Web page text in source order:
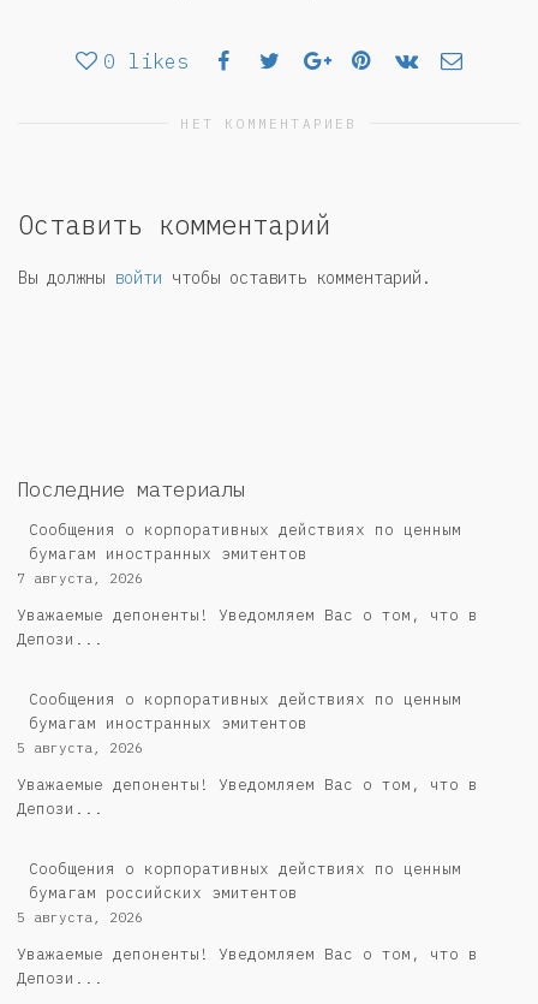
0 likes
НЕТ КОММЕНТАРИЕВ
Оставить комментарий
Вы должны войти чтобы оставить комментарий.
Последние материалы
Сообщения о корпоративных действиях по ценным
бумагам иностранных эмитентов
7 августа, 2026
Уважаемые депоненты! Уведомляем Вас о том, что в
Депози...
Сообщения о корпоративных действиях по ценным
бумагам иностранных эмитентов
5 августа, 2026
Уважаемые депоненты! Уведомляем Вас о том, что в
Депози...
Cообщения о корпоративных действиях по ценным
бумагам российских эмитентов
5 августа, 2026
Уважаемые депоненты! Уведомляем Вас о том, что в
Депози...